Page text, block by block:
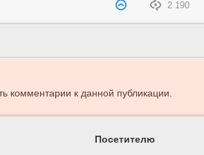
2 190
комментарии к данной публикации.
Посетителю